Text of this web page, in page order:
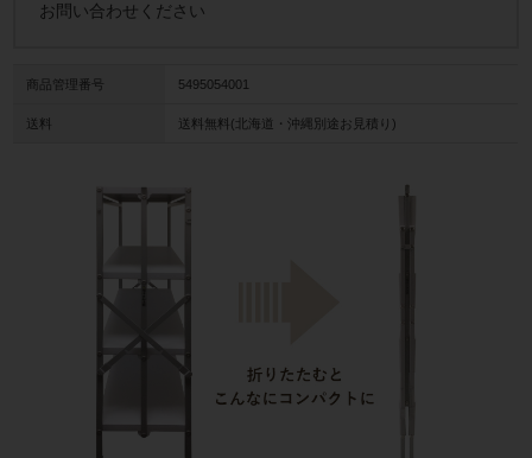
お問い合わせください
商品管理番号 5495054001
送料 送料無料(北海道・沖縄別途お見積り)